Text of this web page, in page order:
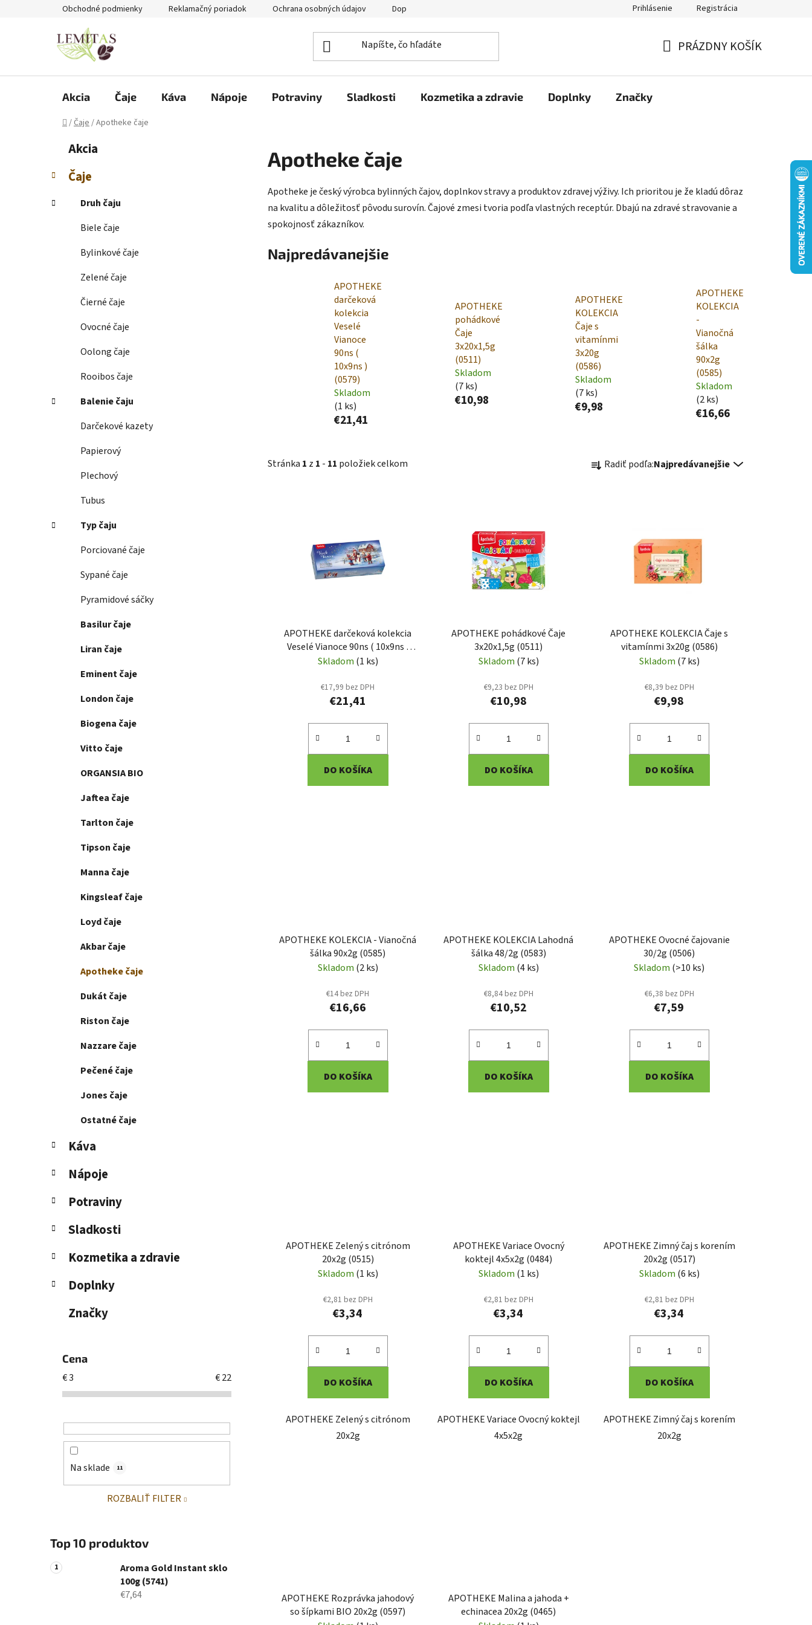
Obchodné podmienky Reklamačný poriadok Ochrana osobných údajov Doprava a platba Prihlásenie Registrácia
PRÁZDNY KOŠÍK
Akcia Čaje Káva Nápoje Potraviny Sladkosti Kozmetika a zdravie Doplnky Značky
Domov
/Čaje/Apotheke čaje
č
ý
Preskočiť
kategórie
t
e
ó
Akcia
Čaje
Druh čaju
Biele čaje
Bylinkové čaje
Zelené čaje
Čierné čaje
Ovocné čaje
Oolong čaje
Rooibos čaje
Balenie čaju
Darčekové kazety
Papierový
Plechový
Tubus
Typ čaju
Porciované čaje
Sypané čaje
Pyramidové sáčky
Basilur čaje
Liran čaje
Eminent čaje
London čaje
Biogena čaje
Vitto čaje
ORGANSIA BIO
Jaftea čaje
Tarlton čaje
Tipson čaje
Manna čaje
Kingsleaf čaje
Loyd čaje
Akbar čaje
Apotheke čaje
Dukát čaje
Riston čaje
Nazzare čaje
Pečené čaje
Jones čaje
Ostatné čaje
Káva
Nápoje
Potraviny
Sladkosti
Kozmetika a zdravie
Doplnky
Značky
Cena
€3 €22
Na sklade 11
ROZBALIŤ FILTER
Top 10 produktov
Aroma Gold Instant sklo
100g (5741)
€7,64
Apotheke čaje
Apotheke je český výrobca bylinných čajov, doplnkov stravy a produktov zdravej výživy. Ich prioritou je že kladú dôraz
na kvalitu a dôležitosť pôvodu surovín. Čajové zmesi tvoria podľa vlastných receptúr. Dbajú na zdravé stravovanie a
spokojnosť zákazníkov.
Najpredávanejšie
APOTHEKE
darčeková
kolekcia
Veselé
Vianoce
90ns (
10x9ns )
(0579)
Skladom
(1 ks)
€21,41
APOTHEKE
pohádkové
Čaje
3x20x1,5g
(0511)
Skladom
(7 ks)
€10,98
APOTHEKE
KOLEKCIA
Čaje s
vitamínmi
3x20g
(0586)
Skladom
(7 ks)
€9,98
APOTHEKE
KOLEKCIA
-
Vianočná
šálka
90x2g
(0585)
Skladom
(2 ks)
€16,66
Stránka 1 z 1 - 11 položiek celkom
a Radiť podľa:Najpredávanejšie
APOTHEKE darčeková kolekcia
Veselé Vianoce 90ns ( 10x9ns )
(0579)
Skladom (1 ks)
€17,99 bez DPH
€21,41
DO KOŠÍKA
APOTHEKE pohádkové Čaje
3x20x1,5g (0511)
Skladom (7 ks)
€9,23 bez DPH
€10,98
DO KOŠÍKA
APOTHEKE KOLEKCIA Čaje s
vitamínmi 3x20g (0586)
Skladom (7 ks)
€8,39 bez DPH
€9,98
DO KOŠÍKA
APOTHEKE KOLEKCIA - Vianočná
šálka 90x2g (0585)
Skladom (2 ks)
€14 bez DPH
€16,66
DO KOŠÍKA
APOTHEKE KOLEKCIA Lahodná
šálka 48/2g (0583)
Skladom (4 ks)
€8,84 bez DPH
€10,52
DO KOŠÍKA
APOTHEKE Ovocné čajovanie
30/2g (0506)
Skladom (>10 ks)
€6,38 bez DPH
€7,59
DO KOŠÍKA
APOTHEKE Zelený s citrónom
20x2g (0515)
Skladom (1 ks)
€2,81 bez DPH
€3,34
DO KOŠÍKA
APOTHEKE Zelený s citrónom
20x2g
APOTHEKE Variace Ovocný
koktejl 4x5x2g (0484)
Skladom (1 ks)
€2,81 bez DPH
€3,34
DO KOŠÍKA
APOTHEKE Variace Ovocný koktejl
4x5x2g
APOTHEKE Zimný čaj s korením
20x2g (0517)
Skladom (6 ks)
€2,81 bez DPH
€3,34
DO KOŠÍKA
APOTHEKE Zimný čaj s korením
20x2g
APOTHEKE Rozprávka jahodový
so šípkami BIO 20x2g (0597)
APOTHEKE Malina a jahoda +
echinacea 20x2g (0465)